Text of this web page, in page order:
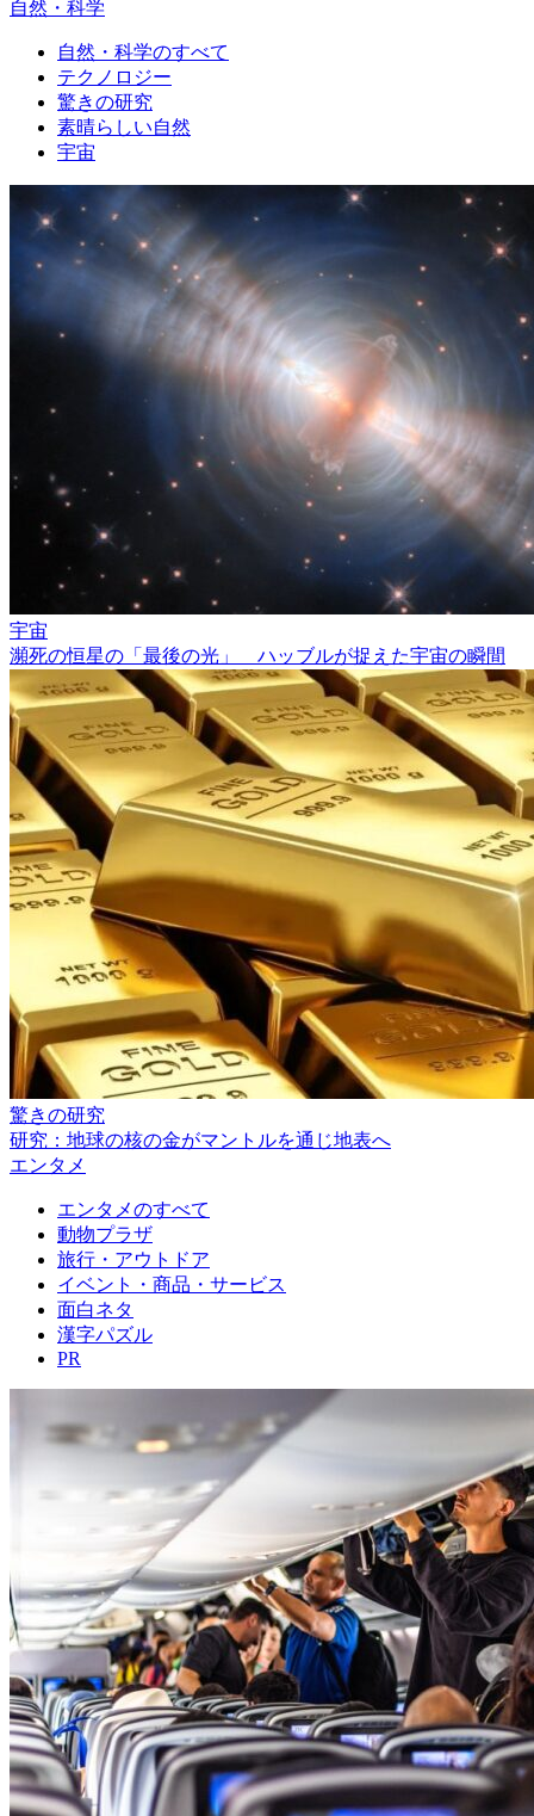
自然・科学
自然・科学のすべて
テクノロジー
驚きの研究
素晴らしい自然
宇宙
宇宙
瀕死の恒星の「最後の光」 ハッブルが捉えた宇宙の瞬間
驚きの研究
研究：地球の核の金がマントルを通じ地表へ
エンタメ
エンタメのすべて
動物プラザ
旅行・アウトドア
イベント・商品・サービス
面白ネタ
漢字パズル
PR